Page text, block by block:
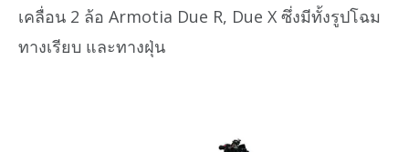
เคลื่อน 2 ล้อ Armotia Due R, Due X ซึ่งมีทั้งรูปโฉม
ทางเรียบ และทางฝุ่น